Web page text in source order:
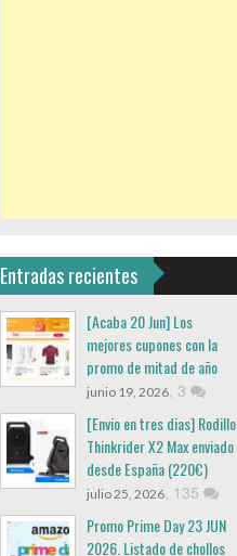
Entradas recientes
[Acaba 20 Jun] Los
mejores cupones con la
promo de mitad de año
junio 19, 2026, 3
[Envio en tres dias] Rodillo
Thinkrider X2 Max enviado
desde España (220€)
julio 25, 2026, 135
Promo Prime Day 23 JUN
2026. Listado de chollos